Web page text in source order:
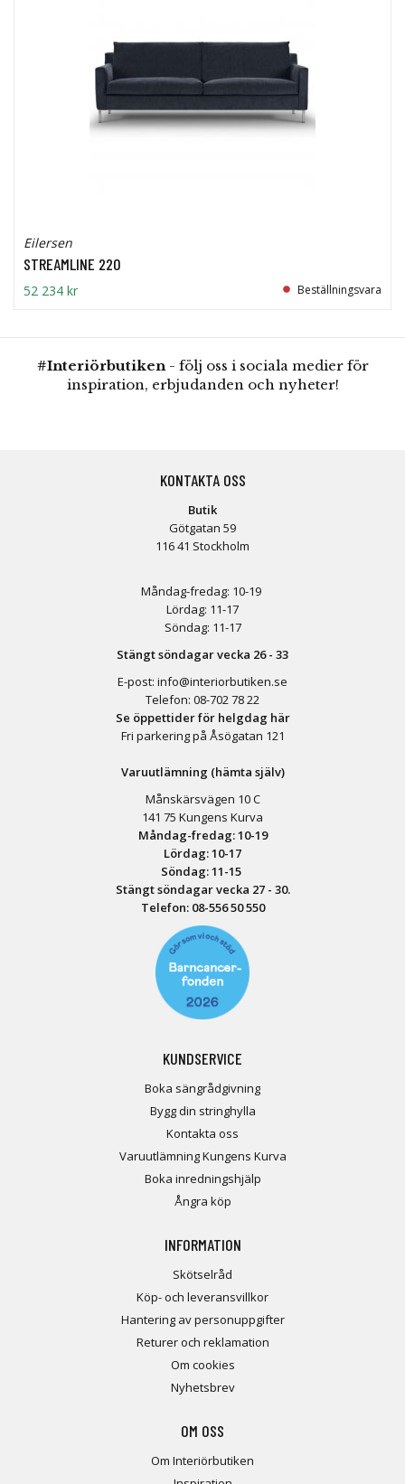
Eilersen
STREAMLINE 220
52 234 kr Beställningsvara
#Interiörbutiken- följ oss i sociala medier för
inspiration, erbjudanden och nyheter!
KONTAKTA OSS
Butik
Götgatan 59
116 41 Stockholm
Måndag-fredag: 10-19
Lördag: 11-17
Söndag: 11-17
Stängt söndagar vecka 26 - 33
E-post: info@interiorbutiken.se
Telefon: 08-702 78 22
Se öppettider för helgdag här
Fri parkering på Åsögatan 121
Varuutlämning (hämta själv)
Månskärsvägen 10 C
141 75 Kungens Kurva
Måndag-fredag: 10-19
Lördag: 10-17
Söndag: 11-15
Stängt söndagar vecka 27 - 30.
Telefon: 08-556 50 550
KUNDSERVICE
Boka sängrådgivning
Bygg din stringhylla
Kontakta oss
Varuutlämning Kungens Kurva
Boka inredningshjälp
Ångra köp
INFORMATION
Skötselråd
Köp- och leveransvillkor
Hantering av personuppgifter
Returer och reklamation
Om cookies
Nyhetsbrev
OM OSS
Om Interiörbutiken